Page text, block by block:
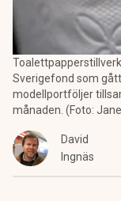
Sverigefond som
modellportföljer
månaden. (Foto:
David
Ingnäs